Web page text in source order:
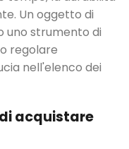
Un oggetto di
uno strumento di
regolare
nell'elenco dei
acquistare